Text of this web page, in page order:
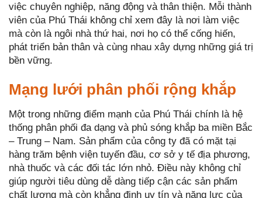
việc chuyên nghiệp, năng động và thân thiện. Mỗi thành
viên của Phú Thái không chỉ xem đây là nơi làm việc
mà còn là ngôi nhà thứ hai, nơi họ có thể cống hiến,
phát triển bản thân và cùng nhau xây dựng những giá trị
bền vững.
Mạng lưới phân phối rộng khắp
Một trong những điểm mạnh của Phú Thái chính là hệ
thống phân phối đa dạng và phủ sóng khắp ba miền Bắc
– Trung – Nam. Sản phẩm của công ty đã có mặt tại
hàng trăm bệnh viện tuyến đầu, cơ sở y tế địa phương,
nhà thuốc và các đối tác lớn nhỏ. Điều này không chỉ
giúp người tiêu dùng dễ dàng tiếp cận các sản phẩm
chất lượng mà còn khẳng định uy tín và năng lực của